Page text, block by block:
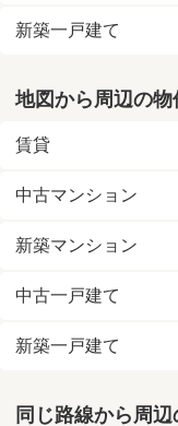
新築一戸建て
地図から周辺の物
賃貸
中古マンション
新築マンション
中古一戸建て
新築一戸建て
同じ路線から周